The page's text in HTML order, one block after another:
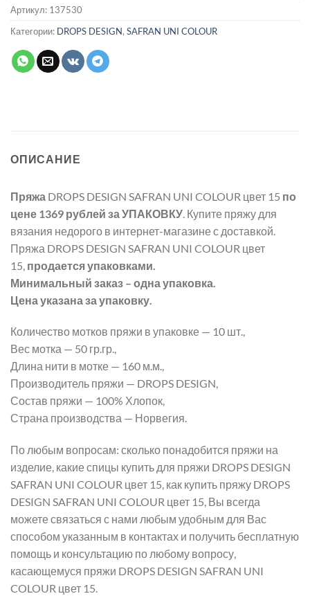
Артикул: 137530
Категории: DROPS DESIGN, SAFRAN UNI COLOUR
ОПИСАНИЕ
Пряжа DROPS DESIGN SAFRAN UNI COLOUR цвет 15 по
цене 1369 рублей за УПАКОВКУ . Купите пряжу для
вязания недорого в интернет-магазине с доставкой.
Пряжа DROPS DESIGN SAFRAN UNI COLOUR цвет
15, продается упаковками.
Минимальный заказ – одна упаковка.
Цена указана за упаковку.
Количество мотков пряжи в упаковке — 10 шт.,
Вес мотка — 50 гр.гр.,
Длина нити в мотке — 160 м.м.,
Производитель пряжи — DROPS DESIGN,
Состав пряжи — 100% Хлопок,
Страна производства — Норвегия.
По любым вопросам: сколько понадобится пряжи на
изделие, какие спицы купить для пряжи DROPS DESIGN
SAFRAN UNI COLOUR цвет 15, как купить пряжу DROPS
DESIGN SAFRAN UNI COLOUR цвет 15, Вы всегда
можете связаться с нами любым удобным для Вас
способом указанным в контактах и получить бесплатную
помощь и консультацию по любому вопросу,
касающемуся пряжи DROPS DESIGN SAFRAN UNI
COLOUR цвет 15.